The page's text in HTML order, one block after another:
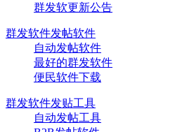
群发软更新公告
群发软件发帖软件
自动发帖软件
最好的群发软件
便民软件下载
群发软件发贴工具
自动发帖工具